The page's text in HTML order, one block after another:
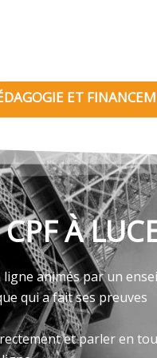
ET
À
ligne animés par un
qui a fait ses preuves
et parler en